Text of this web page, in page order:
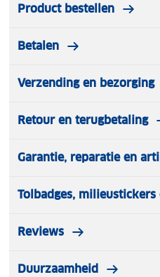
Product bestellen
Betalen
Verzending en bezorging
Retour en terugbetaling
Garantie, reparatie en
Tolbadges,
Reviews
Duurzaamheid